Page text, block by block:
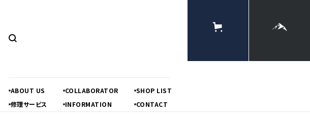
ABOUT US COLLABORATOR
SHOP LIST
修理サービス
INFORMATION CONTACT